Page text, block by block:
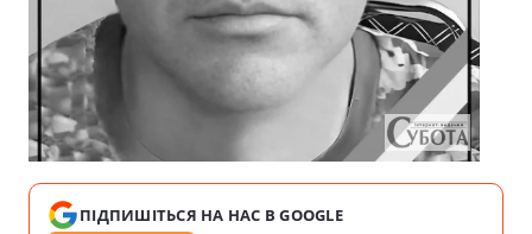
ПІДПИШІТЬСЯ НА НАС В GOOGLE